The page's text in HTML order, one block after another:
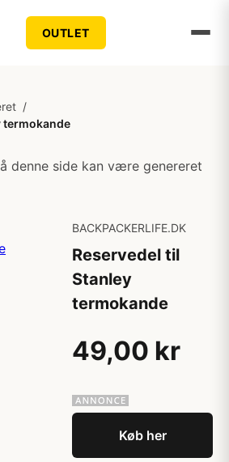
OUTLET
/
termokande
denne side kan være genereret
BACKPACKERLIFE.DK
Reservedel til
Stanley
termokande
49,00 kr
Køb her